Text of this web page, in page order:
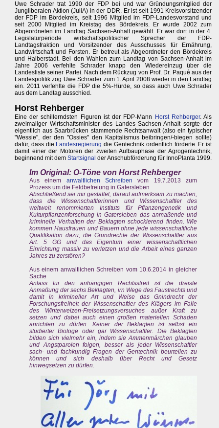
Uwe Schrader trat 1990 der FDP bei und war Gründungsmitglied der
Jungliberalen Aktion (JuliA) in der DDR. Er ist seit 1991 Kreisvorsitzender
der FDP im Bördekreis, seit 1996 Mitglied im FDP-Landesvorstand und
seit 2000 Mitglied im Kreistag des Bördekreis. Er wurde 2002 zum
Abgeordneten im Landtag Sachsen-Anhalt gewählt. Er war dort in der 4.
Legislaturperiode wirtschaftspolitischer Sprecher der FDP-
Landtagsfraktion und Vorsitzender des Ausschusses für Ernährung,
Landwirtschaft und Forsten. Er betreut als Abgeordneter den Bördekreis
und Halberstadt. Bei den Wahlen zum Landtag von Sachsen-Anhalt im
Jahre 2006 verfehlte Schrader knapp den Wiedereinzug über die
Landesliste seiner Partei. Nach dem Rückzug von Prof. Dr. Paqué aus der
Landespolitik zog Uwe Schrader zum 1. April 2008 wieder in den Landtag
ein. 2011 verfehlte die FDP die 5%-Hürde, so dass auch Uwe Schrader
aus dem Landtag ausschied.
Horst Rehberger
Eine der schillerndsten Figuren ist der FDP-Mann Horst Rehberger. Als
zweimaliger Wirtschaftsminister des Landes Sachsen-Anhalt sorgte der
eigentlich aus Saarbrücken stammende Rechtsanwalt (also ein typischer
"Wessie", der den "Ossies" den Kapitalismus beibringen/-biegen sollte)
dafür, dass die Landesregierung die Gentechnik ordentlich förderte. Er ist
damit einer der Motoren der zweiten Aufbauphase der Agrogentechnik,
beginnend mit dem Startsignal der Anschubförderung für InnoPlanta 1999.
Im Original: O-Töne von Horst Rehberger
Aus einem anwaltlichen Schreiben vom 19.7.2013 zum
Prozess um die Feldbefreiung in Gatersleben
Abschließend sei mir gestattet, darauf aufmerksam zu machen,
dass die Wissenschaftlerinnen und Wissenschaftler des
weltweit renommierten Instituts für Pflanzengenetik und
Kulturpflanzenforschung in Gatersleben das anmaßende und
kriminelle Verhalten der Beklagten schockierend finden. Wie
kommen Hausfrauen und Bauern ohne jede wissenschaftliche
Qualifikation dazu, die Grundrechte der Wissenschaftler aus
Art. 5 GG und das Eigentum einer wissenschaftlichen
Einrichtung massiv zu verletzen und die Arbeit eines ganzen
Jahres zu zerstören?
Aus einem anwaltlichen Schreiben vom 10.6.2014 in gleicher
Sache
Anlass fur den anhängigen Rechtsstreit ist die dreiste
Anmaßung der sechs Beklagten, irn Wege des Faustrechts und
damit in krimineller Art und Weise das Gnindrecht der
Forschungsfreiheit der Wissenschaftler des Klägers im Falle
des Winterweizen-Freisetzungsversuches außer Kraft zu
setzen und dabei auch einen großen materiellen Schaden
anrichten zu dürfen. Keiner der Beklagten ist selbst ein
studierter Biologe oder gar Wissenschaftler. Die Beklagten
bilden sich vielmehr ein, indem sie Ammenmärchen glauben
und Angstparolen folgen, besser als jeder Wissenschaftler
sach- und fachkundig Fragen der Gentechnik beurteilen zu
können und sich deshalb über Recht und Gesetz
hinwegsetzen zu dürfen.